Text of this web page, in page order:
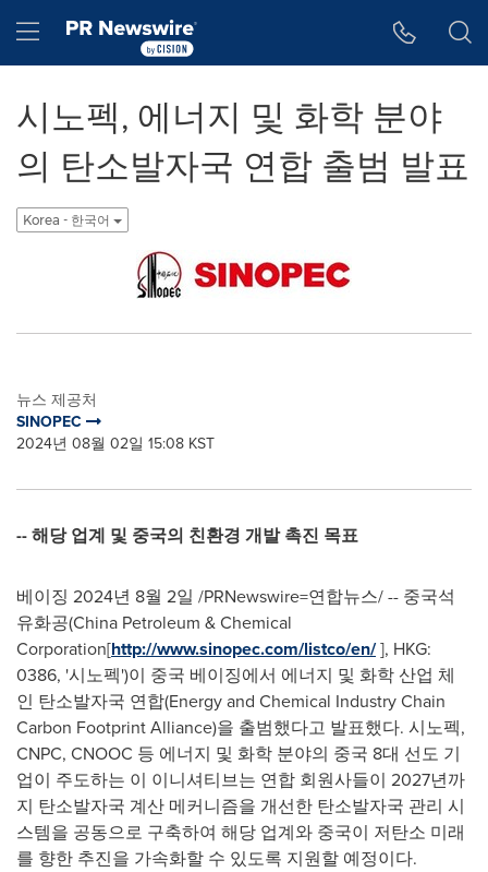
Hamburger menu
시노펙, 에너지 및 화학 분야
의 탄소발자국 연합 출범 발표
Korea - 한국어
뉴스 제공처
SINOPEC
2024년 08월 02일 15:08 KST
-- 해당 업계 및 중국의 친환경 개발 촉진 목표
베이징 2024년 8월 2일 /PRNewswire=연합뉴스/ -- 중국석
유화공(China Petroleum & Chemical
Corporation[http://www.sinopec.com/listco/en/], HKG:
0386, '시노펙')이 중국 베이징에서 에너지 및 화학 산업 체
인 탄소발자국 연합(Energy and Chemical Industry Chain
Carbon Footprint Alliance)을 출범했다고 발표했다. 시노펙,
CNPC, CNOOC 등 에너지 및 화학 분야의 중국 8대 선도 기
업이 주도하는 이 이니셔티브는 연합 회원사들이 2027년까
지 탄소발자국 계산 메커니즘을 개선한 탄소발자국 관리 시
스템을 공동으로 구축하여 해당 업계와 중국이 저탄소 미래
를 향한 추진을 가속화할 수 있도록 지원할 예정이다.